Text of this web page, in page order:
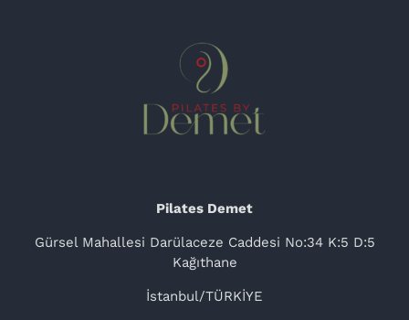
Pilates Demet
Gürsel Mahallesi Darülaceze Caddesi No:34 K:5 D:5
Kağıthane
İstanbul/TÜRKİYE